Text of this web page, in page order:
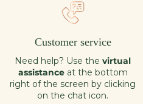
Customer service
Need help? Use the virtual
assistance at the bottom
right of the screen by clicking
on the chat icon.